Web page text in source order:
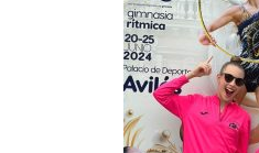
k